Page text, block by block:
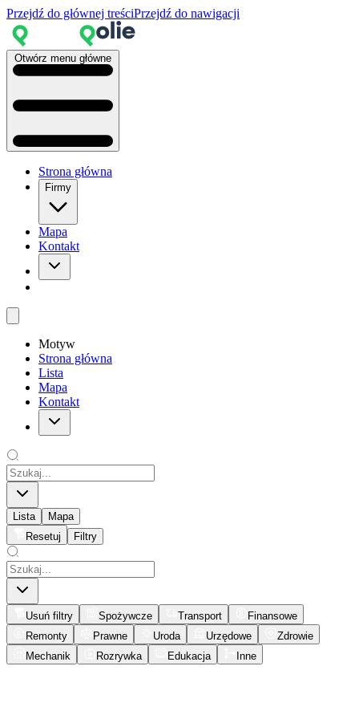
Przejdź do głównej treściPrzejdź do nawigacji
Otwórz menu główne
Strona główna
Firmy
Mapa
Kontakt
Motyw
Strona główna
Lista
Mapa
Kontakt
Lista
Mapa
Resetuj
Filtry
Usuń filtry Spożywcze Transport
Finansowe
Remonty
Prawne Uroda Urzędowe
Zdrowie
Mechanik
Rozrywka Edukacja Inne